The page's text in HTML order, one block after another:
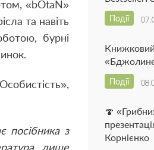
«bOtaN»
та навіть
бурні
посібника з
лише
Події
Події
🍄
Корнієнко